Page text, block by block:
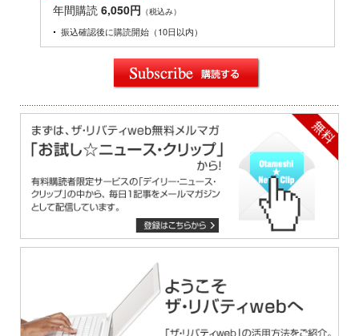
年間購読 6,050円 （税込み）
振込確認後に購読開始（10日以内）